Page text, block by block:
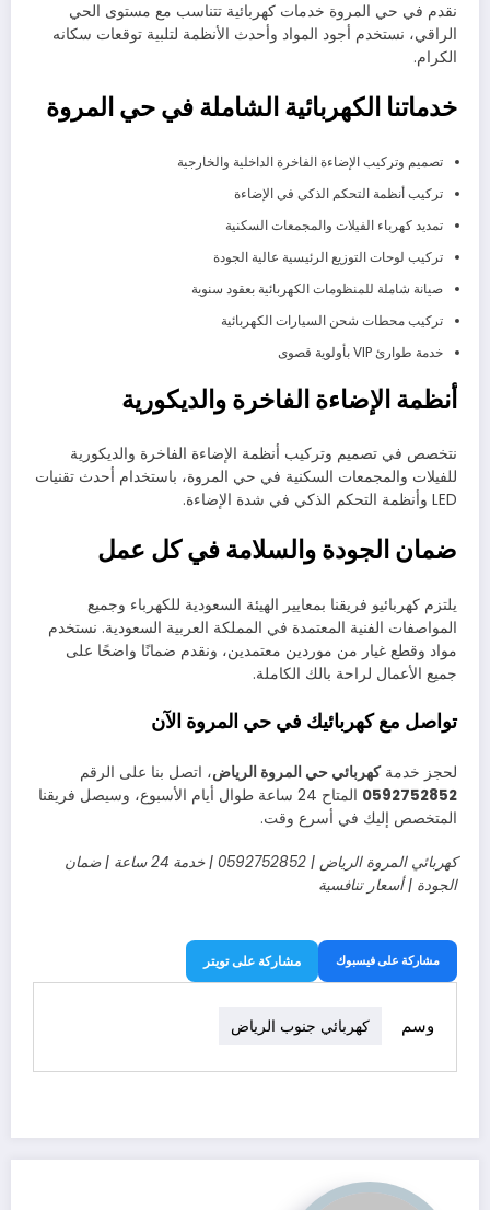
نقدم في حي المروة خدمات كهربائية تتناسب مع مستوى الحي
الراقي، نستخدم أجود المواد وأحدث الأنظمة لتلبية توقعات سكانه
الكرام.
خدماتنا الكهربائية الشاملة في حي المروة
تصميم وتركيب الإضاءة الفاخرة الداخلية والخارجية
تركيب أنظمة التحكم الذكي في الإضاءة
تمديد كهرباء الفيلات والمجمعات السكنية
تركيب لوحات التوزيع الرئيسية عالية الجودة
صيانة شاملة للمنظومات الكهربائية بعقود سنوية
تركيب محطات شحن السيارات الكهربائية
خدمة طوارئ VIP بأولوية قصوى
أنظمة الإضاءة الفاخرة والديكورية
نتخصص في تصميم وتركيب أنظمة الإضاءة الفاخرة والديكورية
للفيلات والمجمعات السكنية في حي المروة، باستخدام أحدث تقنيات
LED وأنظمة التحكم الذكي في شدة الإضاءة.
ضمان الجودة والسلامة في كل عمل
يلتزم كهربائيو فريقنا بمعايير الهيئة السعودية للكهرباء وجميع
المواصفات الفنية المعتمدة في المملكة العربية السعودية. نستخدم
مواد وقطع غيار من موردين معتمدين، ونقدم ضمانًا واضحًا على
جميع الأعمال لراحة بالك الكاملة.
تواصل مع كهربائيك في حي المروة الآن
لحجز خدمةكهربائي حي المروة الرياض، اتصل بنا على الرقم
0592752852
المتاح 24 ساعة طوال أيام الأسبوع، وسيصل فريقنا
المتخصص إليك في أسرع وقت.
كهربائي المروة الرياض | 0592752852 | خدمة 24 ساعة | ضمان
الجودة | أسعار تنافسية
مشاركة على فيسبوك مشاركة على تويتر
وسم كهربائي جنوب الرياض